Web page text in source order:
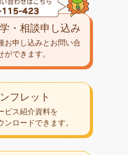
フレット
ビス紹介資料を
ンロードできます。
・相談申し込み
お申し込みとお問い合
ができます。